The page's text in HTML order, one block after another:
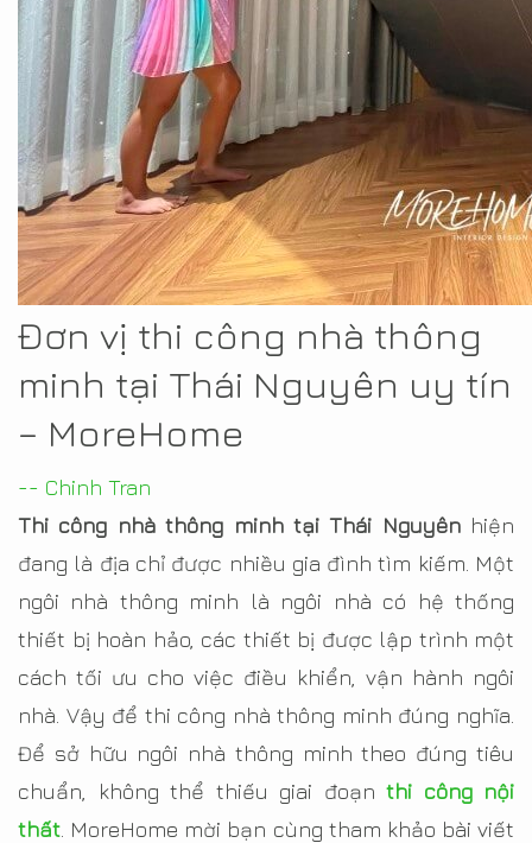
Đơn vị thi công nhà thông
minh tại Thái Nguyên uy tín
– MoreHome
-- Chinh Tran
Thi công nhà thông minh tại Thái Nguyênhiện
đang là địa chỉ được nhiều gia đình tìm kiếm. Một
ngôi nhà thông minh là ngôi nhà có hệ thống
thiết bị hoàn hảo, các thiết bị được lập trình một
cách tối ưu cho việc điều khiển, vận hành ngôi
nhà. Vậy để thi công nhà thông minh đúng nghĩa.
Để sở hữu ngôi nhà thông minh theo đúng tiêu
chuẩn, không thể thiếu giai đoạn thi công nội
thất . MoreHome mời bạn cùng tham khảo bài viết